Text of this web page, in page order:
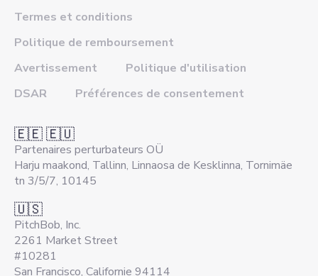
Termes et conditions
Politique de remboursement
Avertissement
Politique d'utilisation
DSAR
Préférences de consentement
🇪🇪 🇪🇺
Partenaires perturbateurs OÜ
Harju maakond, Tallinn, Linnaosa de Kesklinna, Tornimäe
tn 3/5/7, 10145
🇺🇸
PitchBob, Inc.
2261 Market Street
#10281
San Francisco, Californie 94114